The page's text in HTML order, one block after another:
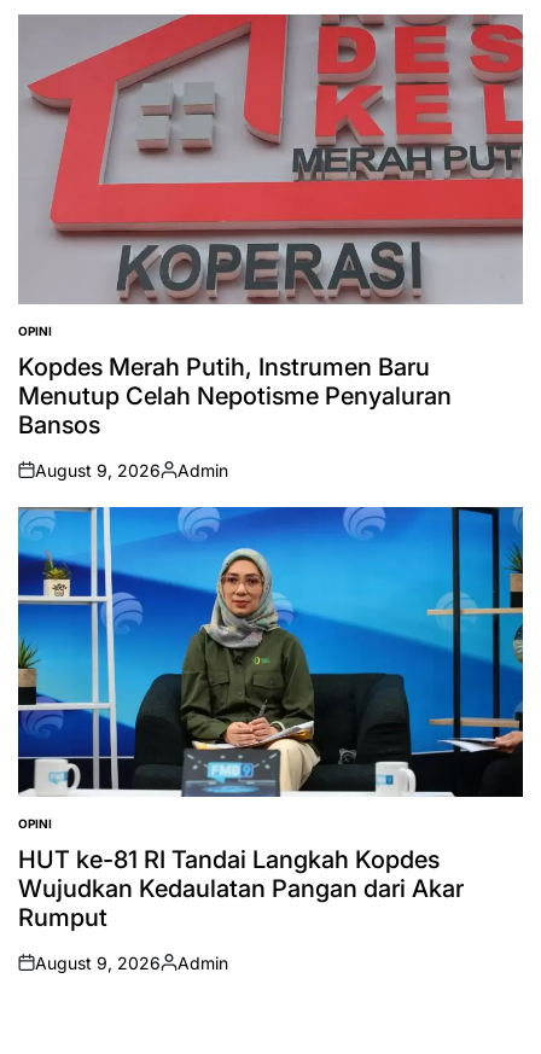
by
POSTED
IN
OPINI
Kopdes Merah Putih, Instrumen Baru
Menutup Celah Nepotisme Penyaluran
Bansos
on
August 9, 2026
Posted
by
Admin
POSTED
IN
OPINI
HUT ke-81 RI Tandai Langkah Kopdes
Wujudkan Kedaulatan Pangan dari Akar
Rumput
on
August 9, 2026
Posted
Admin